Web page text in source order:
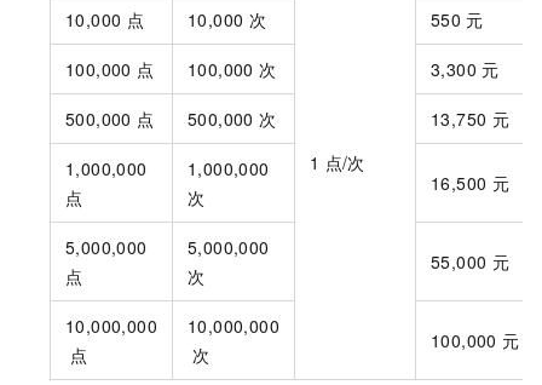
1 点/次
10,000 点 10,000 次 550 元
100,000 点 100,000 次 3,300 元
500,000 点 500,000 次 13,750 元
1,000,000
点
1,000,000
次
16,500 元
5,000,000
点
5,000,000
次
55,000 元
10,000,000
点
10,000,000
次
100,000 元